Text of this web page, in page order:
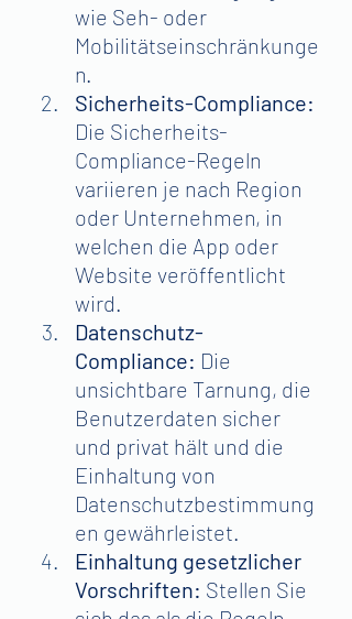
wie Seh- oder
Mobilitätseinschränkunge
n.
Sicherheits-Compliance:
Die Sicherheits-
Compliance-Regeln
variieren je nach Region
oder Unternehmen, in
welchen die App oder
Website veröffentlicht
wird.
Datenschutz-
Compliance: Die
unsichtbare Tarnung, die
Benutzerdaten sicher
und privat hält und die
Einhaltung von
Datenschutzbestimmung
en gewährleistet.
Einhaltung gesetzlicher
Vorschriften: Stellen Sie